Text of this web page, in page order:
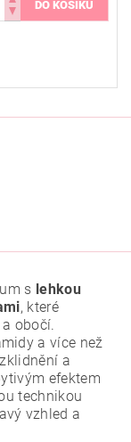
s lehkou
, které
obočí.
a více než
a
efektem
technikou
vzhled a